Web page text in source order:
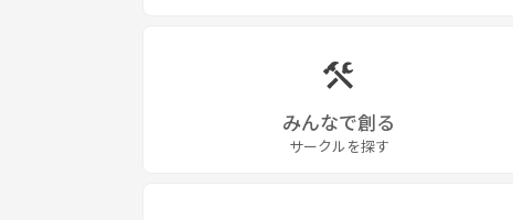
みんなで創る
サークルを探す